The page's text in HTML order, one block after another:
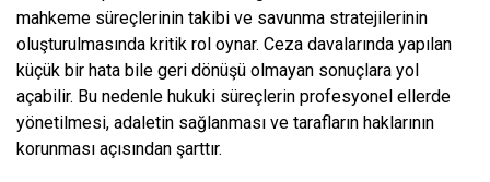
mahkeme süreçlerinin takibi ve savunma stratejilerinin
oluşturulmasında kritik rol oynar. Ceza davalarında yapılan
küçük bir hata bile geri dönüşü olmayan sonuçlara yol
açabilir. Bu nedenle hukuki süreçlerin profesyonel ellerde
yönetilmesi, adaletin sağlanması ve tarafların haklarının
korunması açısından şarttır.